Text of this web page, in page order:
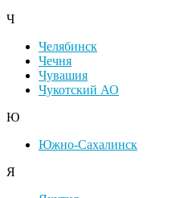
Ч
Челябинск
Чечня
Чувашия
Чукотский АО
Ю
Южно-Сахалинск
Я